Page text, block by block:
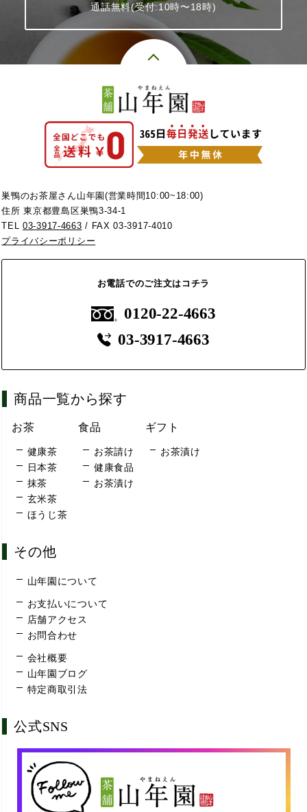
通話無料(受付:10時〜18時)
巣鴨のお茶屋さん山年園(営業時間10:00~18:00)
住所 東京都豊島区巣鴨3-34-1
TEL03-3917-4663 / FAX 03-3917-4010
プライバシーポリシー
お電話でのご注文はコチラ
0120-22-4663
03-3917-4663
商品一覧から探す
お茶
健康茶
日本茶
抹茶
玄米茶
ほうじ茶
食品
お茶請け
健康食品
お茶漬け
ギフト
お茶漬け
その他
山年園について
お支払いについて
店舗アクセス
お問合わせ
会社概要
山年園ブログ
特定商取引法
公式SNS